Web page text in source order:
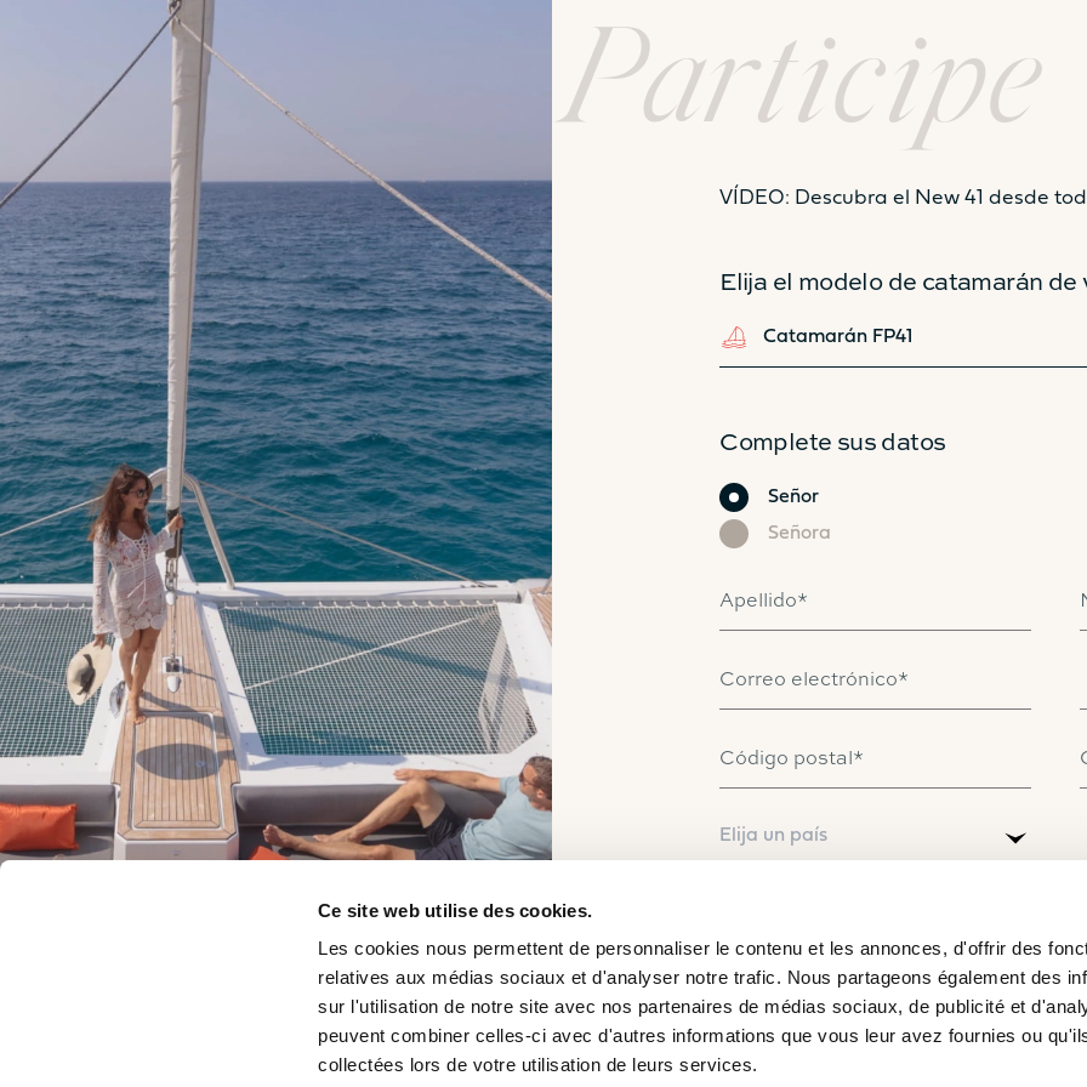
Ce site web utilise des cookies.
Les cookies nous permettent de personnaliser le contenu et les annonces, d'offrir des
relatives aux médias sociaux et d'analyser notre trafic. Nous partageons également des
sur l'utilisation de notre site avec nos partenaires de médias sociaux, de publicité et
peuvent combiner celles-ci avec d'autres informations que vous leur avez fournies ou
collectées lors de votre utilisation de leurs services.
* Todos los campos son obligatorios
Participe
VÍDEO: Descubra el New 41 desde
Elija el modelo de catamarán de
Catamarán FP41
Complete sus datos
Civilidad
Señor
Señora
Apellido*
Correo electrónico*
Código postal*
País*
Elija un país
este sitio web. Acepto que la información
procesará para permitir que Fountaine Pajot
relación comercial resultante de mi solicitud.*
Recibe nuestras novedades exclusivas e
Acepto ser contactado por WhatsApp o SMS
Comparar
modelos
41
Catamarán
FP41